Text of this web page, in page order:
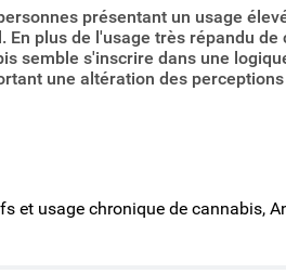
présentant un usage
plus de l'usage très répandu de
semble s'inscrire dans une
une altération des
et usage chronique de cannabis,